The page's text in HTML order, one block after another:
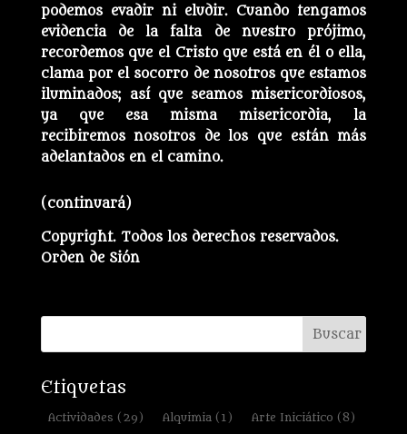
podemos evadir ni eludir. Cuando tengamos
evidencia de la falta de nuestro prójimo,
recordemos que el Cristo que está en él o ella,
clama por el socorro de nosotros que estamos
iluminados; así que seamos misericordiosos,
ya que esa misma misericordia, la
recibiremos nosotros de los que están más
adelantados en el camino.
(continuará)
Copyright. Todos los derechos reservados.
Orden de Sión
Etiquetas
Actividades (29) Alquimia(1) Arte Iniciático (8)